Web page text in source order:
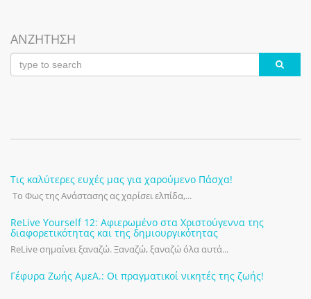
ΑΝΖΗΤΗΣΗ
Τις καλύτερες ευχές μας για χαρούμενο Πάσχα!
Το Φως της Ανάστασης ας χαρίσει ελπίδα,...
ReLive Yourself 12: Αφιερωμένο στα Χριστούγεννα της
διαφορετικότητας και της δημιουργικότητας
ReLive σημαίνει ξαναζώ. Ξαναζώ, ξαναζώ όλα αυτά...
Γέφυρα Ζωής ΑμεΑ.: Οι πραγματικοί νικητές της ζωής!